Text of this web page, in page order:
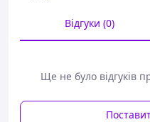
Відгуки (0)
Ще не було відгуків